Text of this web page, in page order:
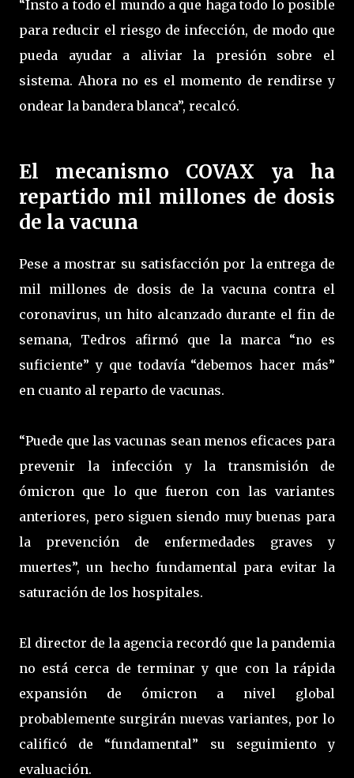
“Insto a todo el mundo a que haga todo lo posible
para reducir el riesgo de infección, de modo que
pueda ayudar a aliviar la presión sobre el
sistema. Ahora no es el momento de rendirse y
ondear la bandera blanca”, recalcó.
El mecanismo COVAX ya ha
repartido mil millones de dosis
de la vacuna
Pese a mostrar su satisfacción por la entrega de
mil millones de dosis de la vacuna contra el
coronavirus, un hito alcanzado durante el fin de
semana, Tedros afirmó que la marca “no es
suficiente” y que todavía “debemos hacer más”
en cuanto al reparto de vacunas.
“Puede que las vacunas sean menos eficaces para
prevenir la infección y la transmisión de
ómicron que lo que fueron con las variantes
anteriores, pero siguen siendo muy buenas para
la prevención de enfermedades graves y
muertes”, un hecho fundamental para evitar la
saturación de los hospitales.
El director de la agencia recordó que la pandemia
no está cerca de terminar y que con la rápida
expansión de ómicron a nivel global
probablemente surgirán nuevas variantes, por lo
calificó de “fundamental” su seguimiento y
evaluación.